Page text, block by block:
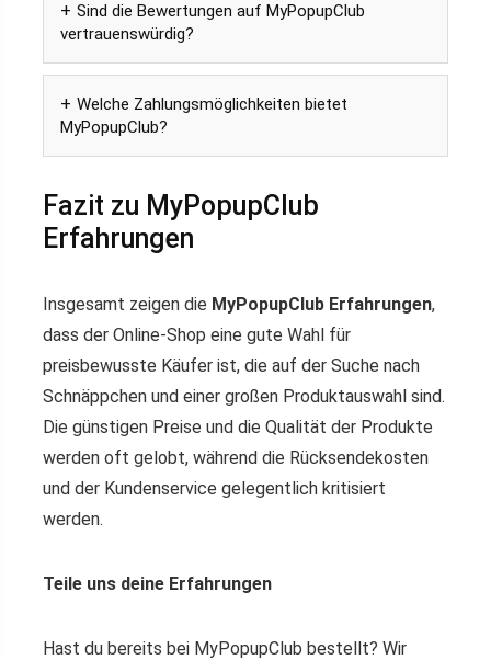
Sind die Bewertungen auf MyPopupClub
vertrauenswürdig?
Welche Zahlungsmöglichkeiten bietet
MyPopupClub?
Fazit zu MyPopupClub
Erfahrungen
Insgesamt zeigen die MyPopupClub Erfahrungen,
dass der Online-Shop eine gute Wahl für
preisbewusste Käufer ist, die auf der Suche nach
Schnäppchen und einer großen Produktauswahl sind.
Die günstigen Preise und die Qualität der Produkte
werden oft gelobt, während die Rücksendekosten
und der Kundenservice gelegentlich kritisiert
werden.
Teile uns deine Erfahrungen
Hast du bereits bei MyPopupClub bestellt? Wir